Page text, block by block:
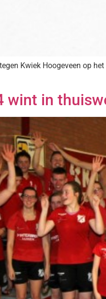
Kwiek Hoogeveen op
wint in